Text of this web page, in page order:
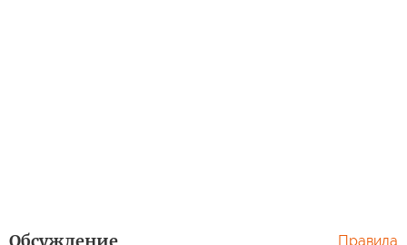
Правила